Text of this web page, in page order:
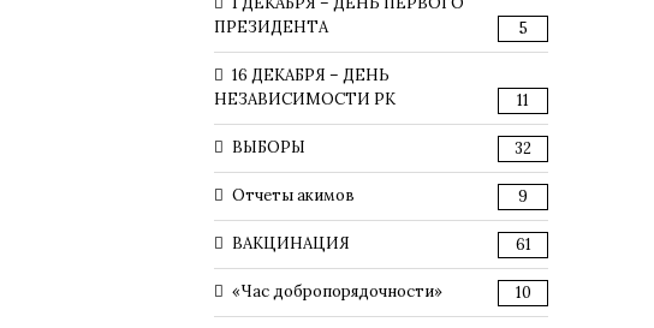
ПРЕЗИДЕНТА
5
16 ДЕКАБРЯ – ДЕНЬ
НЕЗАВИСИМОСТИ РК
11
ВЫБОРЫ 32
Отчеты акимов 9
ВАКЦИНАЦИЯ 61
«Час добропорядочности» 10